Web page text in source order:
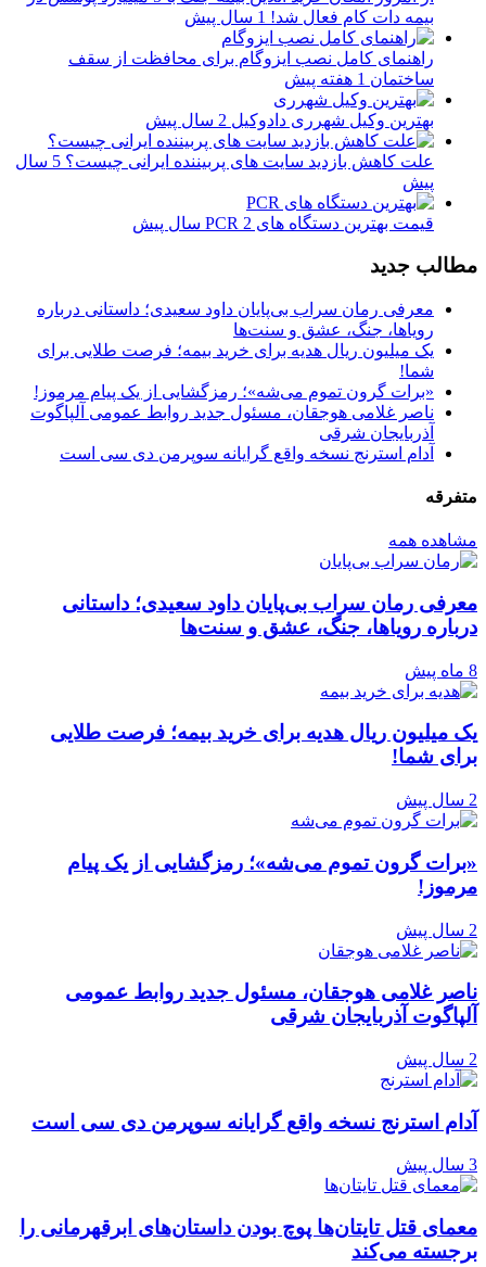
بیمه دات کام فعال شد! 1 سال پیش
راهنمای کامل نصب ایزوگام برای محافظت از سقف
ساختمان 1 هفته پیش
بهترین وکیل شهرری دادوکیل 2 سال پیش
علت کاهش بازدید سایت های پربیننده ایرانی چیست؟
5 سال
پیش
قیمت بهترین دستگاه های PCR 2 سال پیش
مطالب جدید
معرفی رمان سراب بی‌پایان داود سعیدی؛ داستانی درباره
رویاها، جنگ، عشق و سنت‌ها
یک میلیون ریال هدیه برای خرید بیمه؛ فرصت طلایی برای
شما!
«برات گرون تموم می‌شه»؛ رمزگشایی از یک پیام مرموز!
ناصر غلامی هوجقان، مسئول جدید روابط عمومی آلپاگوت
آذربایجان شرقی
آدام استرنج نسخه واقع گرایانه سوپرمن دی سی است
متفرقه
مشاهده همه
معرفی رمان سراب بی‌پایان داود سعیدی؛ داستانی
درباره رویاها، جنگ، عشق و سنت‌ها
8 ماه پیش
یک میلیون ریال هدیه برای خرید بیمه؛ فرصت طلایی
برای شما!
2 سال پیش
«برات گرون تموم می‌شه»؛ رمزگشایی از یک پیام
مرموز!
2 سال پیش
ناصر غلامی هوجقان، مسئول جدید روابط عمومی
آلپاگوت آذربایجان شرقی
2 سال پیش
آدام استرنج نسخه واقع گرایانه سوپرمن دی سی است
3 سال پیش
معمای قتل تایتان‌ها پوچ بودن داستان‌های ابرقهرمانی را
برجسته می‌کند